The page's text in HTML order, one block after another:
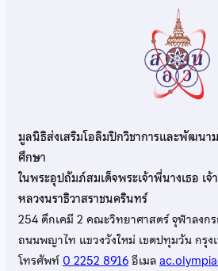
มูลนิธิส่งเสริมโอลิมปิกวิชาการและพัฒนา
ศึกษา
ในพระอุปถัมภ์สมเด็จพระเจ้าพี่นางเธอ
หลวงนราธิวาสราชนครินทร์
254 ตึกเคมี 2 คณะวิทยาศาสตร์ จุฬาลงก
ถนนพญาไท แขวงวังใหม่ เขตปทุมวัน กรุ
โทรศัพท์0 2252 8916อีเมล